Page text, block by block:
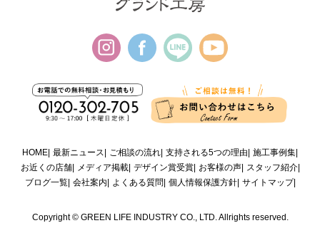
HOME 最新ニュース ご相談の流れ 支持される5つの理由 施工事例集
お近くの店舗
メディア掲載 デザイン賞受賞 お客様の声
スタッフ紹介
ブログ一覧 会社案内 よくある質問 個人情報保護方針 サイトマップ
Copyright © GREEN LIFE INDUSTRY CO., LTD. Allrights reserved.